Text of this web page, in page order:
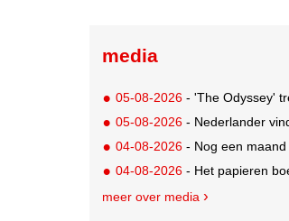
media
05-08-2026 - 'The Odyssey'
05-08-2026 - Nederlander
04-08-2026 - Nog een
04-08-2026 - Het papieren
meer over media